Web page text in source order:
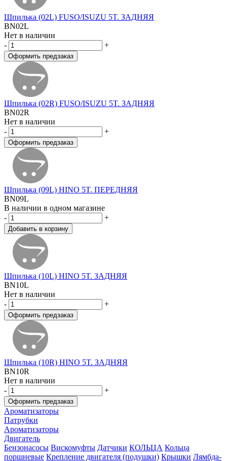
Шпилька (02L) FUSO/ISUZU 5T. ЗАДНЯЯ
BN02L
Нет в наличии
-
+
Шпилька (02R) FUSO/ISUZU 5T. ЗАДНЯЯ
BN02R
Нет в наличии
-
+
Шпилька (09L) HINO 5T. ПЕРЕДНЯЯ
BN09L
В наличии в одном магазине
-
+
Шпилька (10L) HINO 5T. ЗАДНЯЯ
BN10L
Нет в наличии
-
+
Шпилька (10R) HINO 5T. ЗАДНЯЯ
BN10R
Нет в наличии
-
+
Ароматизаторы
Патрубки
Ароматизаторы
Двигатель
Бензонасосы Вискомуфты Датчики КОЛЬЦА Кольца
поршневые Крепление двигателя (подушки) Крышки Лямбда-